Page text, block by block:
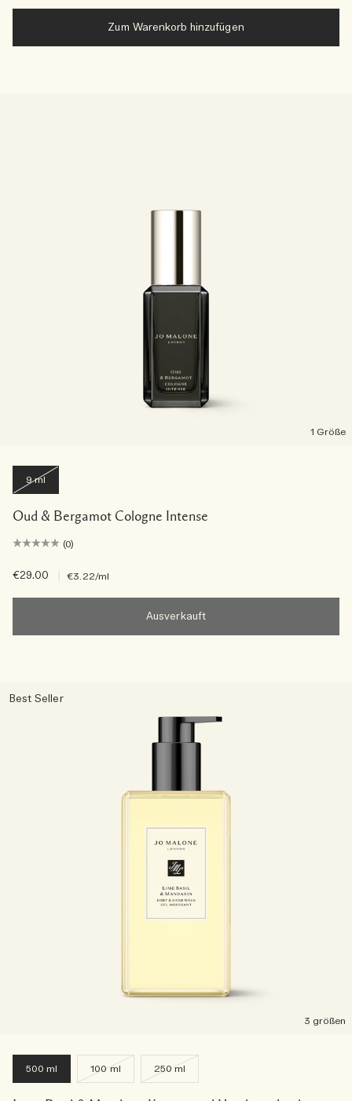
Zum Warenkorb hinzufügen
1 Größe
9 ml
Oud & Bergamot Cologne Intense
(0)
€29.00 €3.22/ml
Ausverkauft
Best Seller
3 größen
500 ml 100 ml 250 ml